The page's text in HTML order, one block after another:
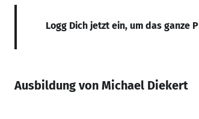
Logg Dich jetzt ein, um das ganze
Ausbildung von Michael Diekert